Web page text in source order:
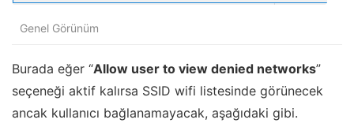
Genel Görünüm
Burada eğer “Allow user to view denied networks”
seçeneği aktif kalırsa SSID wifi listesinde görünecek
ancak kullanıcı bağlanamayacak, aşağıdaki gibi.